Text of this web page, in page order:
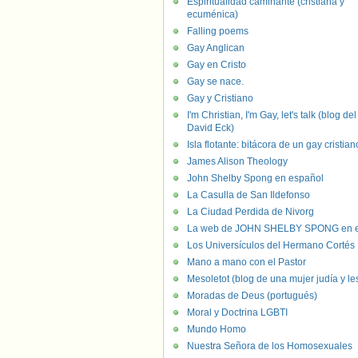
ecuménica)
Falling poems
Gay Anglican
Gay en Cristo
Gay se nace.
Gay y Cristiano
I'm Christian, I'm Gay, let's talk (blog del
David Eck)
Isla flotante: bitácora de un gay
James Alison Theology
John Shelby Spong en español
La Casulla de San Ildefonso
La Ciudad Perdida de Nivorg
La web de JOHN SHELBY SPONG en
Los Universículos del Hermano Cortés
Mano a mano con el Pastor
Mesoletot (blog de una mujer judía y
Moradas de Deus (portugués)
Moral y Doctrina LGBTI
Mundo Homo
Nuestra Señora de los Homosexuales